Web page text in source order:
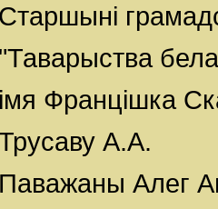
Старшыні
"Таварыства
імя Францішка
А.А.
Паважаны Алег